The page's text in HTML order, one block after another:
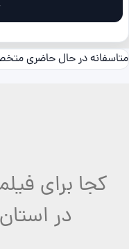
متاسفانه در حال حاضری
کجا برای
در